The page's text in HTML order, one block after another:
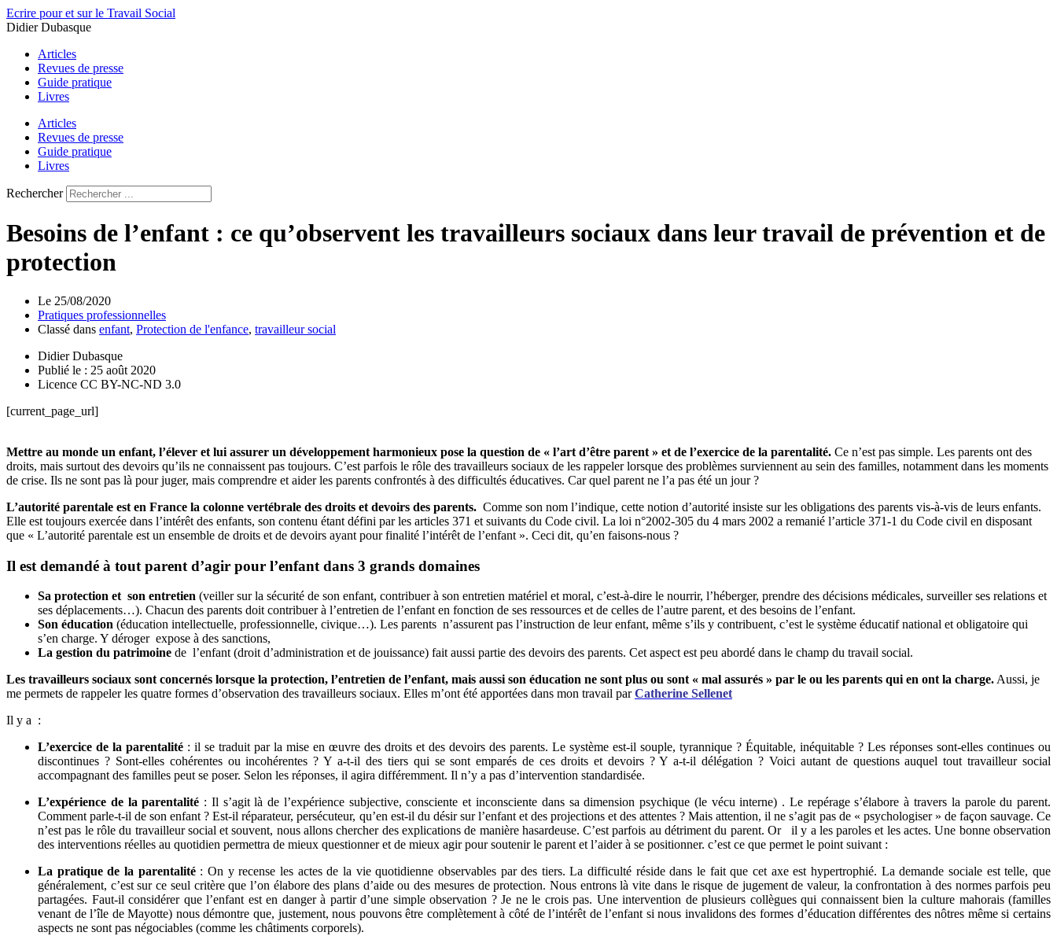
Aller
au
Ecrire pour et sur le Travail Social
Didier Dubasque
Articles
Revues de presse
Guide pratique
Livres
Articles
Revues de presse
Guide pratique
Livres
Rechercher
Besoins de l’enfant : ce qu’observent les travailleurs sociaux dans leur travail de prévention et de
protection
Le 25/08/2020
Pratiques professionnelles
Classé dans enfant, Protection de l'enfance, travailleur social
Didier Dubasque
Publié le : 25 août 2020
Licence CC BY-NC-ND 3.0
[current_page_url]
Mettre au monde un enfant, l’élever et lui assurer un développement harmonieux pose la question de « l’art d’être parent » et de l’exercice de la parentalité. Ce n’est pas simple. Les parents ont des
droits, mais surtout des devoirs qu’ils ne connaissent pas toujours. C’est parfois le rôle des travailleurs sociaux de les rappeler lorsque des problèmes surviennent au sein des familles, notamment dans les moments
de crise. Ils ne sont pas là pour juger, mais comprendre et aider les parents confrontés à des difficultés éducatives. Car quel parent ne l’a pas été un jour ?
L’autorité parentale est en France la colonne vertébrale des droits et devoirs des parents. Comme son nom l’indique, cette notion d’autorité insiste sur les obligations des parents vis-à-vis de leurs enfants.
Elle est toujours exercée dans l’intérêt des enfants, son contenu étant défini par les articles 371 et suivants du Code civil. La loi n°2002-305 du 4 mars 2002 a remanié l’article 371-1 du Code civil en disposant
que « L’autorité parentale est un ensemble de droits et de devoirs ayant pour finalité l’intérêt de l’enfant ». Ceci dit, qu’en faisons-nous ?
Il est demandé à tout parent d’agir pour l’enfant dans 3 grands domaines
Sa protection et son entretien (veiller sur la sécurité de son enfant, contribuer à son entretien matériel et moral, c’est-à-dire le nourrir, l’héberger, prendre des décisions médicales, surveiller ses relations et
ses déplacements…). Chacun des parents doit contribuer à l’entretien de l’enfant en fonction de ses ressources et de celles de l’autre parent, et des besoins de l’enfant.
Son éducation (éducation intellectuelle, professionnelle, civique…). Les parents n’assurent pas l’instruction de leur enfant, même s’ils y contribuent, c’est le système éducatif national et obligatoire qui
s’en charge. Y déroger expose à des sanctions,
La gestion du patrimoine de l’enfant (droit d’administration et de jouissance) fait aussi partie des devoirs des parents. Cet aspect est peu abordé dans le champ du travail social.
Les travailleurs sociaux sont concernés lorsque la protection, l’entretien de l’enfant, mais aussi son éducation ne sont plus ou sont « mal assurés » par le ou les parents qui en ont la charge. Aussi, je
me permets de rappeler les quatre formes d’observation des travailleurs sociaux. Elles m’ont été apportées dans mon travail parCatherine Sellenet
Il y a :
L’exercice de la parentalité : il se traduit par la mise en œuvre des droits et des devoirs des parents. Le système est-il souple, tyrannique ? Équitable, inéquitable ? Les réponses sont-elles continues ou
discontinues ? Sont-elles cohérentes ou incohérentes ? Y a-t-il des tiers qui se sont emparés de ces droits et devoirs ? Y a-t-il délégation ? Voici autant de questions auquel tout travailleur social
accompagnant des familles peut se poser. Selon les réponses, il agira différemment. Il n’y a pas d’intervention standardisée.
L’expérience de la parentalité : Il s’agitlà de l’expérience subjective, consciente et inconsciente dans sa dimension psychique (le vécu interne) . Le repérage s’élabore à travers la parole du parent.
Comment parle-t-il de sonenfant ? Est-il réparateur, persécuteur, qu’en est-il du désir surl’enfantet des projections et des attentes ? Mais attention, il ne s’agit pas de « psychologiser » de façon sauvage. Ce
n’est pas le rôle du travailleur social et souvent, nous allons chercher des explications de manière hasardeuse. C’est parfois au détriment du parent. Or il y a les paroles et les actes. Une bonne observation
des interventions réelles au quotidien permettra de mieux questionner et de mieux agir pour soutenir le parent et l’aider à se positionner. c’est ce que permet le point suivant :
La pratique de la parentalité : On y recense les actes de la vie quotidienne observables par des tiers. La difficulté réside dans le fait que cet axe est hypertrophié. La demande sociale est telle, que
généralement, c’est sur ce seul critère que l’on élabore des plans d’aide ou des mesures de protection. Nous entrons là vite dans le risque de jugement de valeur, la confrontation à des normes parfois peu
partagées. Faut-il considérer que l’enfant est en danger à partir d’une simple observation ? Je ne le crois pas. Une intervention de plusieurs collègues qui connaissent bien la culture mahorais (familles
venant de l’île de Mayotte) nous démontre que, justement, nous pouvons être complètement à côté de l’intérêt de l’enfant si nous invalidons des formes d’éducation différentes des nôtres même si certains
aspects ne sont pas négociables (comme les châtiments corporels).